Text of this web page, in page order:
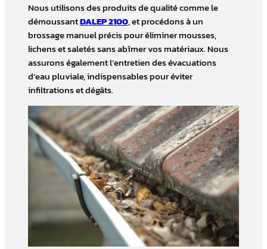
Nous utilisons des produits de qualité comme le
démoussantDALEP 2100, et procédons à un
brossage manuel précis pour éliminer mousses,
lichens et saletés sans abîmer vos matériaux. Nous
assurons également l’entretien des évacuations
d’eau pluviale, indispensables pour éviter
infiltrations et dégâts.